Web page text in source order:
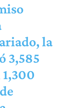
la
3,585